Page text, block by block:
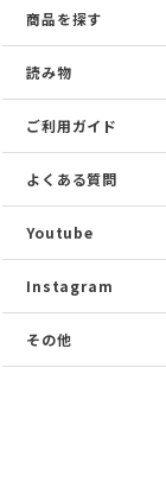
商品を探す
読み物
ご利用ガイド
よくある質問
Youtube
Instagram
その他